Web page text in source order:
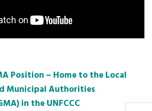
Position – Home to the Local
Municipal Authorities
in the UNFCCC